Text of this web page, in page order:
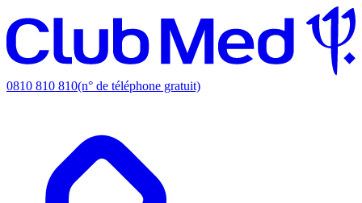
0810 810 810(n° de téléphone gratuit)